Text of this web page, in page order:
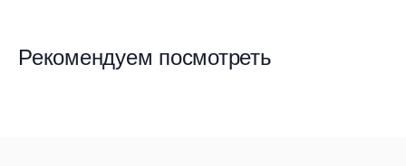
Рекомендуем посмотреть